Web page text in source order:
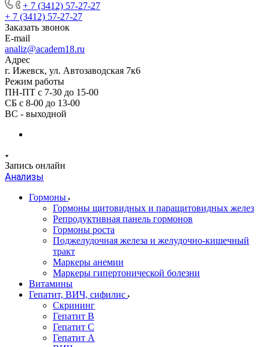
+ 7 (3412) 57-27-27
+ 7 (3412) 57-27-27
Заказать звонок
E-mail
analiz@academ18.ru
Адрес
г. Ижевск, ул. Автозаводская 7к6
Режим работы
ПН-ПТ с 7-30 до 15-00
СБ с 8-00 до 13-00
ВС - выходной
Запись онлайн
Анализы
Гормоны
Гормоны щитовидных и паращитовидных желез
Репродуктивная панель гормонов
Гормоны роста
Поджелудочная железа и желудочно-кишечный
тракт
Маркеры анемии
Маркеры гипертонической болезни
Витамины
Гепатит, ВИЧ, сифилис
Скрининг
Гепатит В
Гепатит С
Гепатит А